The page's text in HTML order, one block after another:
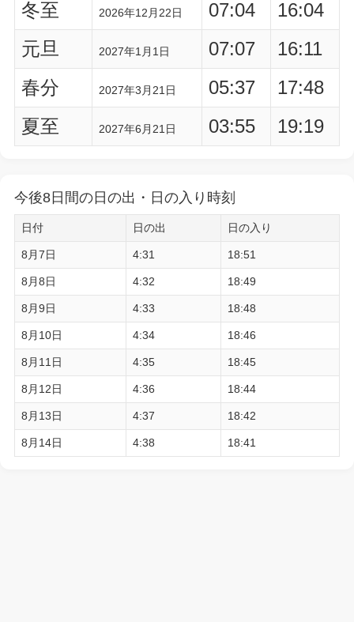
冬至
2026年12月22日 07:04
16:04
元旦
2027年1月1日 07:07
16:11
春分
2027年3月21日 05:37
17:48
夏至
2027年6月21日 03:55 19:19
今後8日間の日の出・日の入り時刻
日付 日の出 日の入り
8月7日 4:31 18:51
8月8日 4:32 18:49
8月9日 4:33 18:48
8月10日 4:34 18:46
8月11日 4:35 18:45
8月12日 4:36 18:44
8月13日 4:37 18:42
8月14日 4:38 18:41